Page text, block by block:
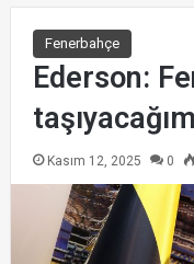
Fenerbahçe
Ederson:
taşıyacağım
Kasım 12, 2025 0